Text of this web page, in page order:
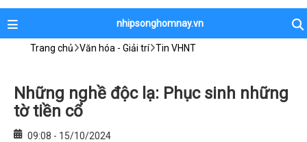
nhipsonghomnay.vn
Trang chủ Văn hóa - Giải trí Tin VHNT
Những nghề độc lạ: Phục sinh những
tờ tiền cổ
09:08 - 15/10/2024